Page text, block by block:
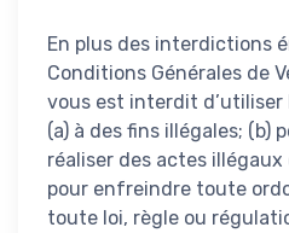
En plus des interdictions
Conditions Générales de
vous est interdit
(a) à des fins illégales; (b)
réaliser des actes
pour enfreindre toute
toute loi, règle ou